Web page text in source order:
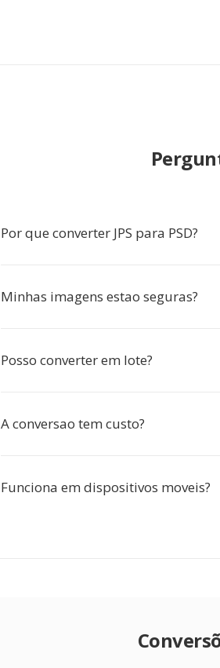
Por que converter JPS para PSD?
Minhas imagens estao seguras?
Posso converter em lote?
A conversao tem custo?
Funciona em dispositivos moveis?